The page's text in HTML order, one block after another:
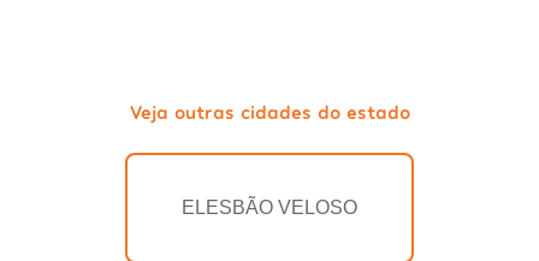
Veja outras cidades do estado
ELESBÃO VELOSO